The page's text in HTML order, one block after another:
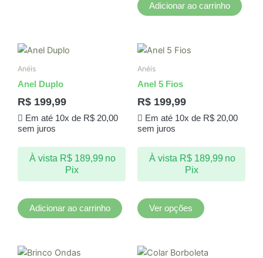
Adicionar ao carrinho
Anéis
Anel Duplo
R$ 199,99
Em até 10x de R$20,00
sem juros
À vista R$189,99 no
Pix
Adicionar ao carrinho
Anéis
Anel 5 Fios
R$ 199,99
Em até 10x de R$20,00
sem juros
À vista R$189,99 no
Pix
Ver opções
As
podem
ser
página